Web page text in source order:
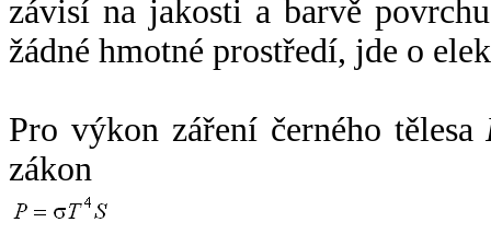
závisí na jakosti a barvě
žádné hmotné prostředí, jde o
Pro výkon záření černého tělesa
zákon